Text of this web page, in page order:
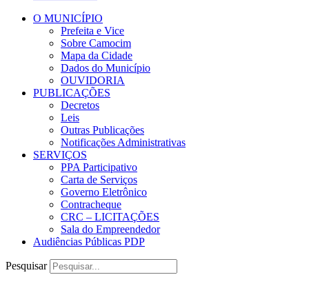
O MUNICÍPIO
Prefeita e Vice
Sobre Camocim
Mapa da Cidade
Dados do Município
OUVIDORIA
PUBLICAÇÕES
Decretos
Leis
Outras Publicações
Notificações Administrativas
SERVIÇOS
PPA Participativo
Carta de Serviços
Governo Eletrônico
Contracheque
CRC – LICITAÇÕES
Sala do Empreendedor
Audiências Públicas PDP
Pesquisar